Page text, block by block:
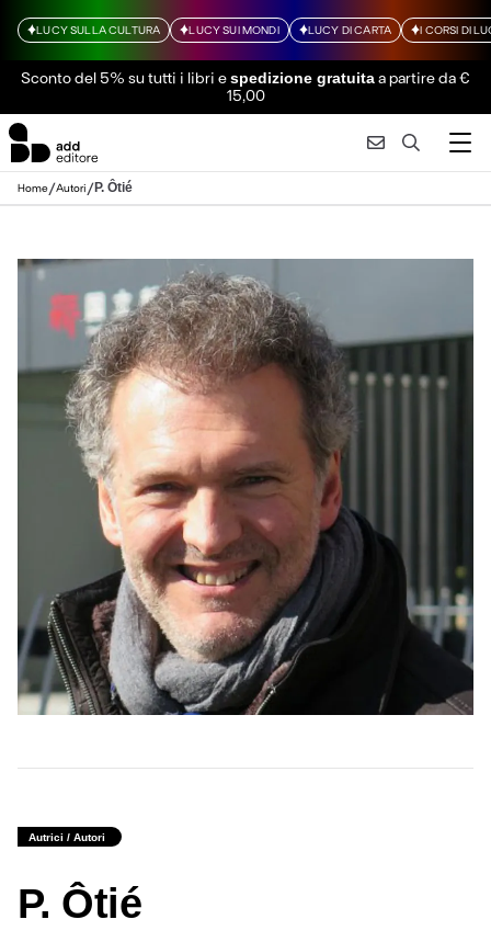
LUCY SULLA CULTURA LUCY SUI MONDI LUCY DI CARTA I CORSI DI
Sconto del 5% su tutti i libri espedizione gratuitaa partire da €
15,00
Home/Autori/P. Ôtié
Autrici / Autori
P. Ôtié